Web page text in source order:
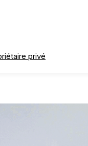
privé